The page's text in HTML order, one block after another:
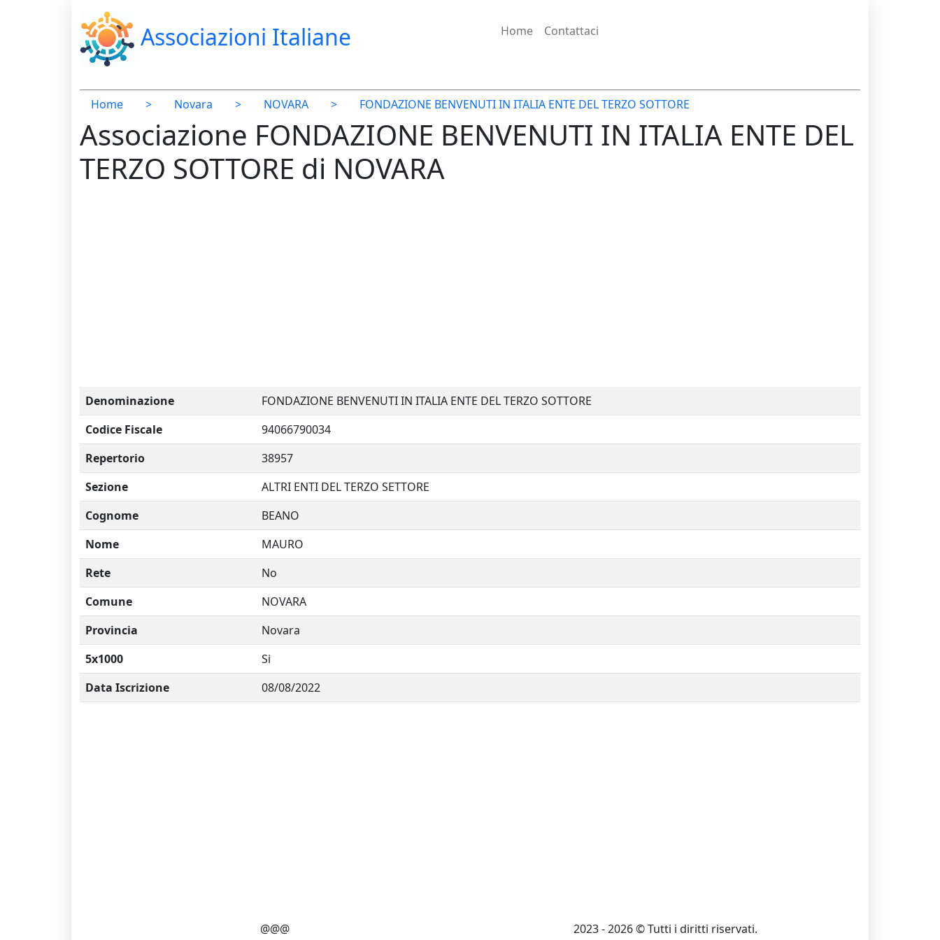
Associazioni Italiane Home Contattaci
Home > Novara > NOVARA > FONDAZIONE BENVENUTI IN ITALIA ENTE DEL TERZO SOTTORE
Associazione FONDAZIONE BENVENUTI IN ITALIA ENTE DEL
TERZO SOTTORE di NOVARA
Denominazione
FONDAZIONE BENVENUTI IN ITALIA ENTE DEL TERZO SOTTORE
Codice Fiscale
94066790034
Repertorio
38957
Sezione
ALTRI ENTI DEL TERZO SETTORE
Cognome
BEANO
Nome
MAURO
Rete
No
Comune
NOVARA
Provincia
Novara
5x1000
Si
Data Iscrizione
08/08/2022
@@@ 2023 - 2026 © Tutti i diritti riservati.